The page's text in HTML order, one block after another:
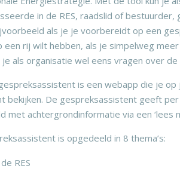
in de RES, raadslid of bestuurder,
als je je voorbereidt op een
een rij wilt hebben, als je simpelweg
als organisatie wel eens vragen over de
is een webapp die je
bekijken. De gespreksassistent geeft
met achtergrondinformatie via een ‘lees
is opgedeeld in 8 thema’s:
RES